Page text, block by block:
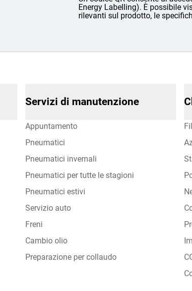
Energy Labelling). È possibile
rilevanti sul prodotto, le
Servizi di manutenzione
Appuntamento
Pneumatici
Pneumatici invernali
Pneumatici per tutte le stagioni
Pneumatici estivi
Servizio auto
Freni
Cambio olio
Preparazione per collaudo